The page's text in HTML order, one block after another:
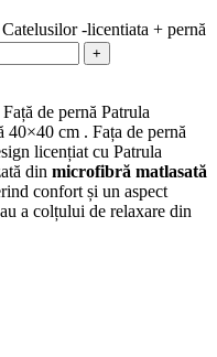
-licentiata + pernă
+
de pernă Patrula
40×40 cm . Fața de pernă
licențiat cu Patrula
din microfibră matlasată
confort și un aspect
a colțului de relaxare din